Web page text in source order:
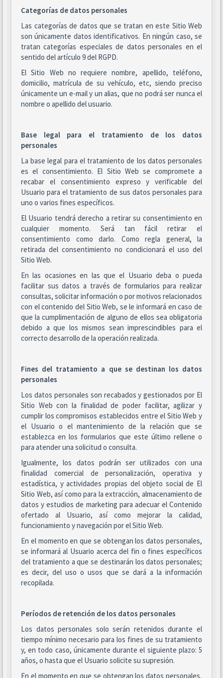
Categorías de datos personales
Las categorías de datos que se tratan en este Sitio Web
son únicamente datos identificativos. En ningún caso, se
tratan categorías especiales de datos personales en el
sentido del artículo 9 del RGPD.
El Sitio Web no requiere nombre, apellido, teléfono,
domicilio, matrícula de su vehículo, etc, siendo preciso
únicamente un e-mail y un alias, que no podrá ser nunca el
nombre o apellido del usuario.
Base legal para el tratamiento de los datos
personales
La base legal para el tratamiento de los datos personales
es el consentimiento. El Sitio Web se compromete a
recabar el consentimiento expreso y verificable del
Usuario para el tratamiento de sus datos personales para
uno o varios fines específicos.
El Usuario tendrá derecho a retirar su consentimiento en
cualquier momento. Será tan fácil retirar el
consentimiento como darlo. Como regla general, la
retirada del consentimiento no condicionará el uso del
Sitio Web.
En las ocasiones en las que el Usuario deba o pueda
facilitar sus datos a través de formularios para realizar
consultas, solicitar información o por motivos relacionados
con el contenido del Sitio Web, se le informará en caso de
que la cumplimentación de alguno de ellos sea obligatoria
debido a que los mismos sean imprescindibles para el
correcto desarrollo de la operación realizada.
Fines del tratamiento a que se destinan los datos
personales
Los datos personales son recabados y gestionados por El
Sitio Web con la finalidad de poder facilitar, agilizar y
cumplir los compromisos establecidos entre el Sitio Web y
el Usuario o el mantenimiento de la relación que se
establezca en los formularios que este último rellene o
para atender una solicitud o consulta.
Igualmente, los datos podrán ser utilizados con una
finalidad comercial de personalización, operativa y
estadística, y actividades propias del objeto social de El
Sitio Web, así como para la extracción, almacenamiento de
datos y estudios de marketing para adecuar el Contenido
ofertado al Usuario, así como mejorar la calidad,
funcionamiento y navegación por el Sitio Web.
En el momento en que se obtengan los datos personales,
se informará al Usuario acerca del fin o fines específicos
del tratamiento a que se destinarán los datos personales;
es decir, del uso o usos que se dará a la información
recopilada.
Períodos de retención de los datos personales
Los datos personales solo serán retenidos durante el
tiempo mínimo necesario para los fines de su tratamiento
y, en todo caso, únicamente durante el siguiente plazo: 5
años, o hasta que el Usuario solicite su supresión.
En el momento en que se obtengan los datos personales,